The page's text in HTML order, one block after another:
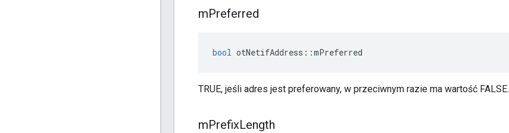
mPreferred
bool otNetifAddress ::mPreferred
TRUE, jeśli adres jest preferowany, w przeciwnym razie ma wartość FALSE.
mPrefixLength